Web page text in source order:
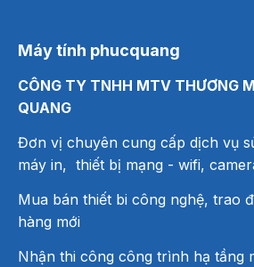
Máy tính phucquang
CÔNG TY TNHH MTV THƯƠNG
QUANG
Đơn vị chuyên cung cấp dịch vụ
máy in, thiết bị mạng - wifi,
Mua bán thiết bi công nghệ, trao
hàng mới
Nhận thi công công trình hạ tầng